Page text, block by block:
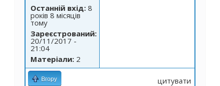
Останній вхід: 8
років 8 місяців
тому
Зареєстрований:
20/11/2017 -
21:04
Матеріали: 2
Вгору цитувати